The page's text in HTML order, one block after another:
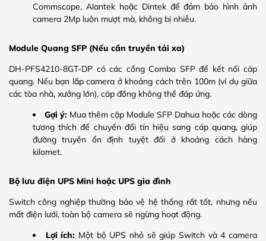
Commscope, Alantek hoặc Dintek để đảm bảo hình ảnh
camera 2Mp luôn mượt mà, không bị nhiễu.
Module Quang SFP (Nếu cần truyền tải xa)
DH-PFS4210-8GT-DP có các cổng Combo SFP để kết nối cáp
quang. Nếu bạn lắp camera ở khoảng cách trên 100m (ví dụ giữa
các tòa nhà, xưởng lớn), cáp đồng không thể đáp ứng.
Gợi ý: Mua thêm cặp Module SFP Dahua hoặc các dòng
tương thích để chuyển đổi tín hiệu sang cáp quang, giúp
đường truyền ổn định tuyệt đối ở khoảng cách hàng
kilomet.
Bộ lưu điện UPS Mini hoặc UPS gia đình
Switch công nghiệp thường bảo vệ hệ thống rất tốt, nhưng nếu
mất điện lưới, toàn bộ camera sẽ ngừng hoạt động.
Lợi ích: Một bộ UPS nhỏ sẽ giúp Switch và 4 camera